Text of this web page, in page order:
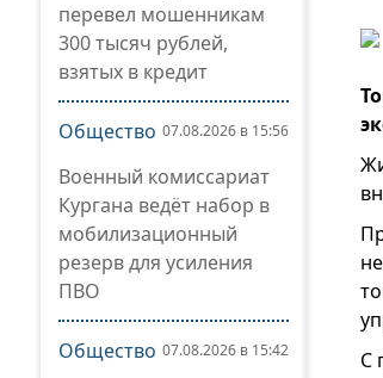
перевел мошенникам
300 тысяч рублей,
взятых в кредит
Общество 07.08.2026 в 15:56
Военный комиссариат
Кургана ведёт набор в
мобилизационный
резерв для усиления
ПВО
Общество 07.08.2026 в 15:42
С